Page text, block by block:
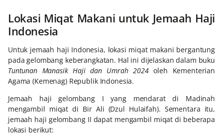
Lokasi Miqat Makani untuk Jemaah Haji
Indonesia
Untuk jemaah haji Indonesia, lokasi miqat makani bergantung
pada gelombang keberangkatan. Hal ini dijelaskan dalam buku
Tuntunan Manasik Haji dan Umrah 2024oleh Kementerian
Agama (Kemenag) Republik Indonesia.
Jemaah haji gelombang I yang mendarat di Madinah
mengambil miqat di Bir Ali (Dzul Hulaifah). Sementara itu,
jemaah haji gelombang II dapat mengambil miqat di beberapa
lokasi berikut: